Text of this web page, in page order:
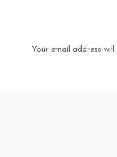
Your email address